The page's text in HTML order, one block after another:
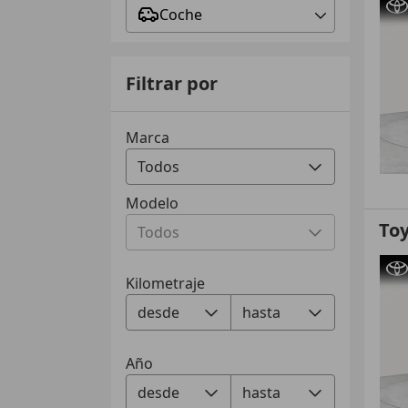
Coche
Filtrar por
Marca
Modelo
Kilometraje
Año